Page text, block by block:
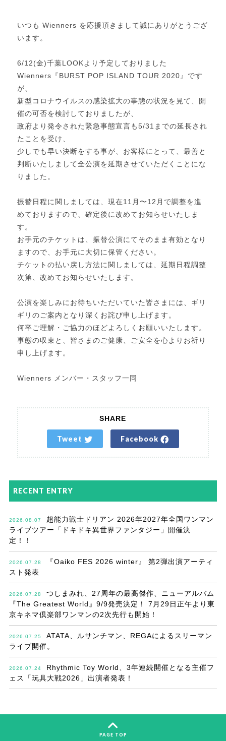
いつも Wienners を応援頂きまして誠にありがとうござ
います。
6/12(金)千葉LOOKより予定しておりました
Wienners『BURST POP ISLAND TOUR 2020』です
が、
新型コロナウイルスの感染拡大の事態の状況を見て、開
催の可否を検討しておりましたが、
政府より発令された緊急事態宣言も5/31までの延長され
たことを受け、
少しでも早い決断をする事が、お客様にとって、最善と
判断いたしまして全公演を延期させていただくことにな
りました。
振替日程に関しましては、現在11月〜12月で調整を進
めておりますので、確定後に改めてお知らせいたしま
す。
お手元のチケットは、振替公演にてそのまま有効となり
ますので、お手元に大切に保管ください。
チケットの払い戻し方法に関しましては、延期日程調整
次第、改めてお知らせいたします。
公演を楽しみにお待ちいただいていた皆さまには、ギリ
ギリのご案内となり深くお詫び申し上げます。
何卒ご理解・ご協力のほどよろしくお願いいたします。
事態の収束と、皆さまのご健康、ご安全を心よりお祈り
申し上げます。
Wienners メンバー・スタッフ一同
SHARE
Tweet Facebook
RECENT ENTRY
2026.08.07
超能力戦士ドリアン 2026年2027年全国ワンマン
ライブツアー「ドキドキ異世界ファンタジー」開催決
定！！
2026.07.28
『Oaiko FES 2026 winter』 第2弾出演アーティ
スト発表
2026.07.28
つしまみれ、27周年の最高傑作、ニューアルバム
『The Greatest World』9/9発売決定！ 7月29日正午より東
京キネマ倶楽部ワンマンの2次先行も開始！
2026.07.25
ATATA、ルサンチマン、REGAによるスリーマン
ライブ開催。
2026.07.24
Rhythmic Toy World、3年連続開催となる主催フ
ェス「玩具大戦2026」出演者発表！
PAGE TOP